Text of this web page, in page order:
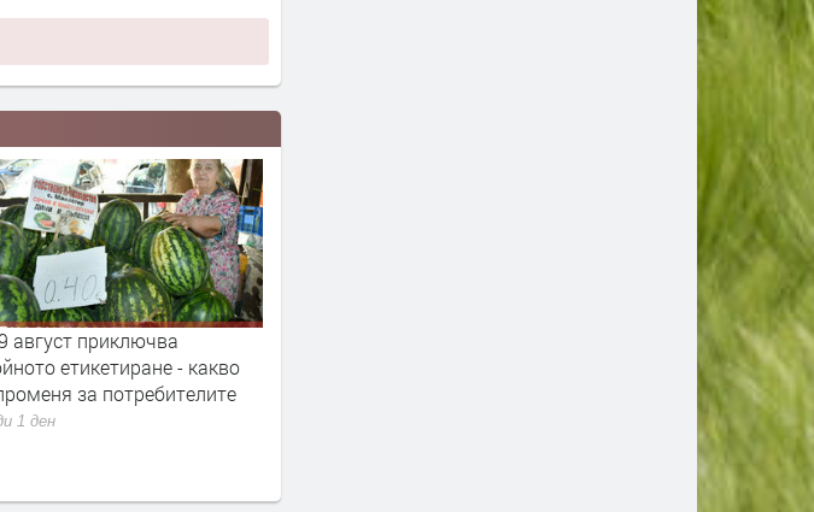
август приключва
етикетиране - какво
за потребителите
1 ден
В Европа се диша по-чист
въздух, но климатът
все по-тревожни
България показваме
да правим и крачка